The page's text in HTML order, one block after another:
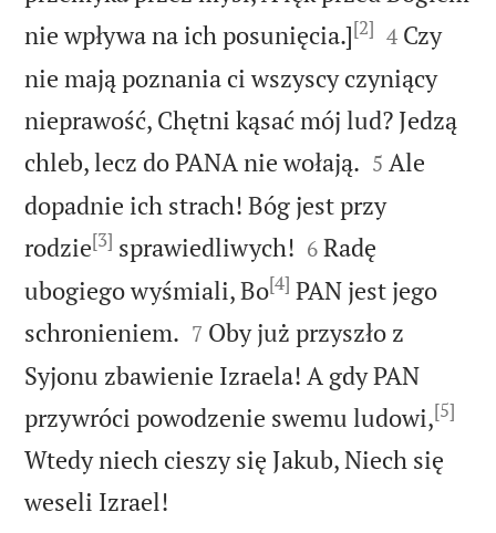
nie wpływa na ich posunięcia.][2] 

4 Czy
nie mają poznania ci wszyscy czyniący
nieprawość, Chętni kąsać mój lud? Jedzą
chleb, lecz do PANA nie wołają. 

5 Ale
dopadnie ich strach! Bóg jest przy
rodzie[3] sprawiedliwych! 

6 Radę
ubogiego wyśmiali, Bo[4] PAN jest jego
schronieniem. 

7 Oby już przyszło z
Syjonu zbawienie Izraela! A gdy PAN
przywróci powodzenie swemu ludowi,[5]
Wtedy niech cieszy się Jakub, Niech się
weseli Izrael!